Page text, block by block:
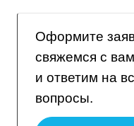
Оформите
свяжемся с
и ответим на
вопросы.